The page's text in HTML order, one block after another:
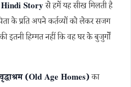
Storyसे हमें यह सीख मिलती है
के प्रति अपने कर्तव्यों को लेकर सजग
इतनी हिम्मत नहीं कि वह घर के बुजुर्गों
वृद्धाश्रम (Old Age Homes)का